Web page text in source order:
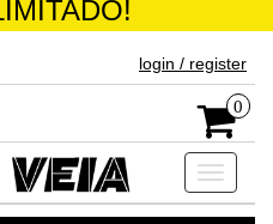
login / register
0
Toggle